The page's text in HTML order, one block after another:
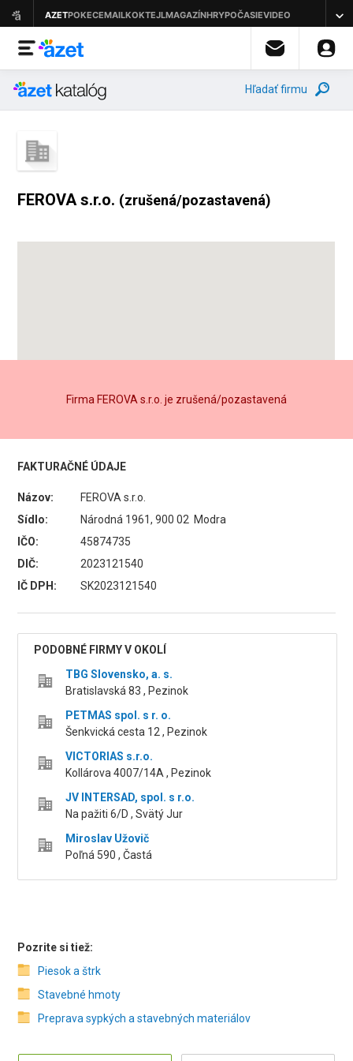
Hľadať firmu
FEROVA s.r.o. (zrušená/pozastavená)
Firma FEROVA s.r.o. je zrušená/pozastavená
FAKTURAČNÉ ÚDAJE
Názov:
FEROVA s.r.o.
Sídlo:
Národná 1961, 900 02 Modra
IČO:
45874735
DIČ:
2023121540
IČ DPH:
SK2023121540
PODOBNÉ FIRMY V OKOLÍ
TBG Slovensko, a. s.
Bratislavská 83 , Pezinok
PETMAS spol. s r. o.
Šenkvická cesta 12 , Pezinok
VICTORIAS s.r.o.
Kollárova 4007/14A , Pezinok
JV INTERSAD, spol. s r.o.
Na pažiti 6/D , Svätý Jur
Miroslav Užovič
Poľná 590 , Častá
Pozrite si tiež:
Piesok a štrk
Stavebné hmoty
Preprava sypkých a stavebných materiálov